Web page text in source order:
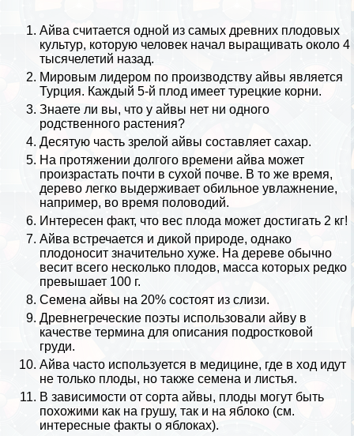
Айва считается одной из самых древних плодовых
культур, которую человек начал выращивать около 4
тысячелетий назад.
Мировым лидером по производству айвы является
Турция. Каждый 5-й плод имеет турецкие корни.
Знаете ли вы, что у айвы нет ни одного
родственного растения?
Десятую часть зрелой айвы составляет сахар.
На протяжении долгого времени айва может
произрастать почти в сухой почве. В то же время,
дерево легко выдерживает обильное увлажнение,
например, во время пoлoвoдий.
Интересен факт, что вес плода может достигать 2 кг!
Айва встречается и дикой природе, однако
плодоносит значительно хуже. На дереве обычно
весит всего несколько плодов, масса которых редко
превышает 100 г.
Семена айвы на 20% состоят из слизи.
Древнегреческие поэты использовали айву в
качестве термина для описания подростковой
гpyди.
Айва часто используется в медицине, где в ход идут
не только плоды, но также семена и листья.
В зависимости от сорта айвы, плоды могут быть
похожими как на грушу, так и на яблоко (см.
интересные факты о яблоках).